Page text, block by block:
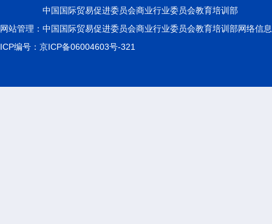
中国国际贸易促进委员会商业行业委员会教育培训部
网站管理：中国国际贸易促进委员会商业行业委员会教育培训部网络信
ICP编号：京ICP备06004603号-321